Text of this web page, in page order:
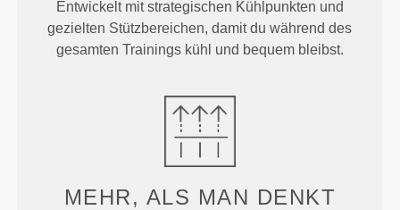
Entwickelt mit strategischen Kühlpunkten und
gezielten Stützbereichen, damit du während des
gesamten Trainings kühl und bequem bleibst.
MEHR, ALS MAN DENKT